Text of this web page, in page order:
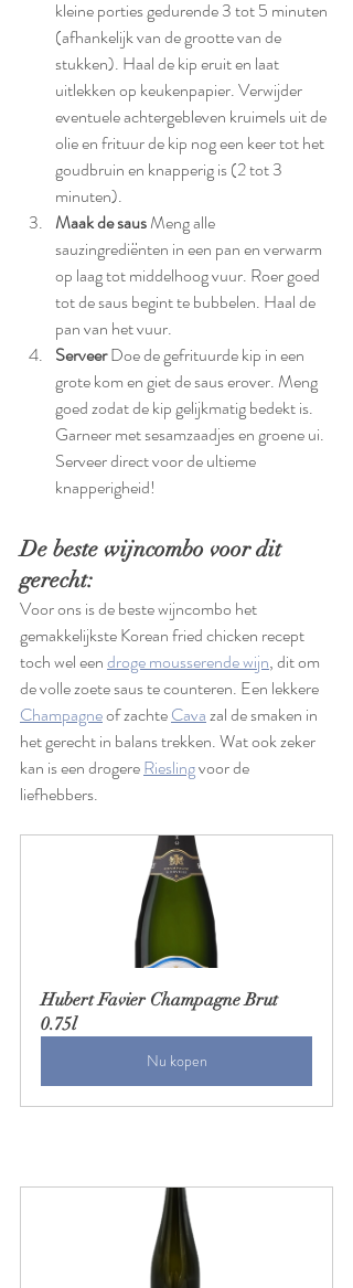
kleine porties gedurende 3 tot 5 minuten
(afhankelijk van de grootte van de
stukken). Haal de kip eruit en laat
uitlekken op keukenpapier. Verwijder
eventuele achtergebleven kruimels uit de
olie en frituur de kip nog een keer tot het
goudbruin en knapperig is (2 tot 3
minuten).
Maak de saus Meng alle
sauzingrediënten in een pan en verwarm
op laag tot middelhoog vuur. Roer goed
tot de saus begint te bubbelen. Haal de
pan van het vuur.
Serveer Doe de gefrituurde kip in een
grote kom en giet de saus erover. Meng
goed zodat de kip gelijkmatig bedekt is.
Garneer met sesamzaadjes en groene ui.
Serveer direct voor de ultieme
knapperigheid!
De beste wijncombo voor dit
gerecht:
Voor ons is de beste wijncombo het
gemakkelijkste Korean fried chicken recept
toch wel een droge mousserende wijn, dit om
de volle zoete saus te counteren. Een lekkere
Champagne of zachte Cava zal de smaken in
het gerecht in balans trekken. Wat ook zeker
kan is een drogere Riesling voor de
liefhebbers.
Hubert Favier Champagne Brut
0.75l
Nu kopen